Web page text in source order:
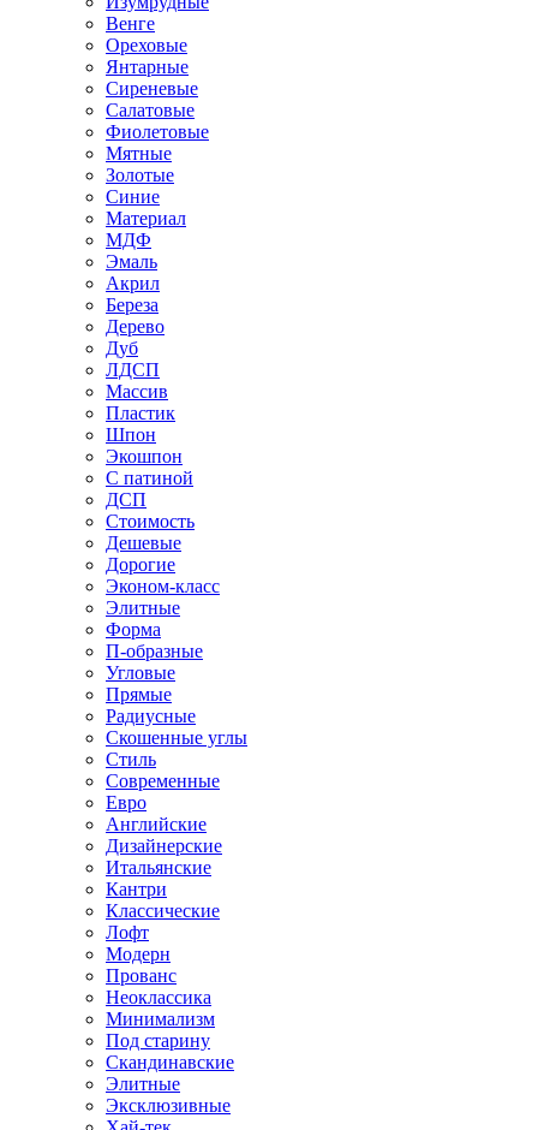
Венге
Ореховые
Янтарные
Сиреневые
Салатовые
Фиолетовые
Мятные
Золотые
Синие
Материал
МДФ
Эмаль
Акрил
Береза
Дерево
Дуб
ЛДСП
Массив
Пластик
Шпон
Экошпон
С патиной
ДСП
Стоимость
Дешевые
Дорогие
Эконом-класс
Элитные
Форма
П-образные
Угловые
Прямые
Радиусные
Скошенные углы
Стиль
Современные
Евро
Английские
Дизайнерские
Итальянские
Кантри
Классические
Лофт
Модерн
Прованс
Неоклассика
Минимализм
Под старину
Скандинавские
Элитные
Эксклюзивные